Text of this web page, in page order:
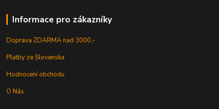
Informace pro zákazníky
Doprava ZDARMA nad 3000,-
Platby ze Slovenska
Hodnocení obchodu
O Nás